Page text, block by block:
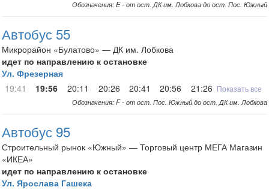
Обозначения: E - от ост. ДК им. Лобкова до ост. Пос. Южный
Автобус 55
Микрорайон «Булатово» — ДК им. Лобкова
идет по направлению к остановке
Ул. Фрезерная
19:41
19:56 20:11 20:26 20:41 20:56 21:26 21:56
Показать все
Обозначения: F - от ост. Пос. Южный до ост. ДК им. Лобкова
Автобус 95
Строительный рынок «Южный» — Торговый центр МЕГА Магазин
«ИКЕА»
идет по направлению к остановке
Ул. Ярослава Гашека